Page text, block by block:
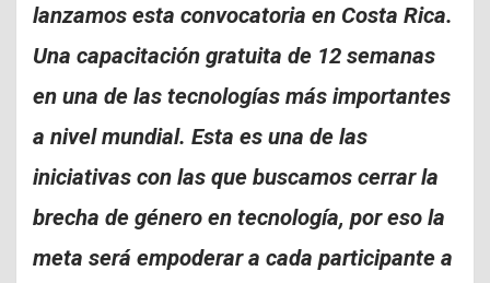
lanzamos esta convocatoria en Costa Rica.
Una capacitación gratuita de 12 semanas
en una de las tecnologías más importantes
a nivel mundial. Esta es una de las
iniciativas con las que buscamos cerrar la
brecha de género en tecnología, por eso la
meta será empoderar a cada participante a